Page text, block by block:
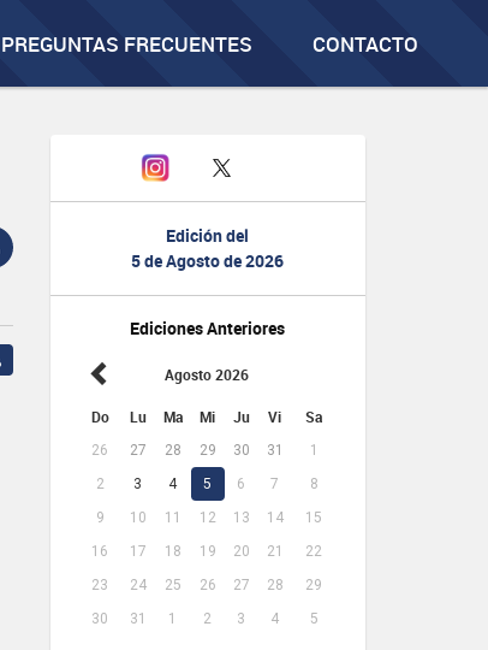
PREGUNTAS FRECUENTES CONTACTO
Edición del
5 de Agosto de 2026
Ediciones Anteriores
Agosto 2026
Do Lu Ma Mi Ju Vi Sa
26 27 28 29 30 31
1
2
3 4 5 6 7
8
9
10 11 12 13 14
15
16
17 18 19 20 21
22
23
24 25 26 27 28
29
30
31 1 2 3 4 5